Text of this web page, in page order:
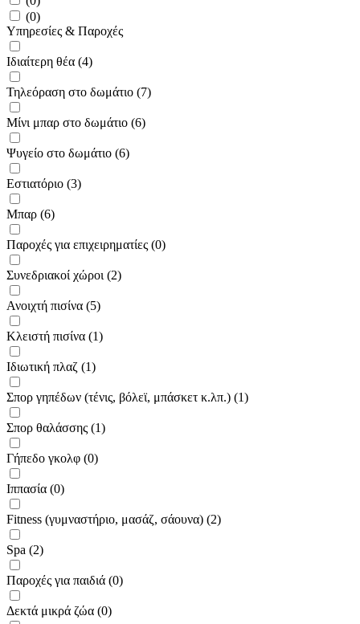
(0)
Υπηρεσίες & Παροχές
Ιδιαίτερη θέα (4)
Τηλεόραση στο δωμάτιο (7)
Μίνι μπαρ στο δωμάτιο (6)
Ψυγείο στο δωμάτιο (6)
Εστιατόριο (3)
Μπαρ (6)
Παροχές για επιχειρηματίες (0)
Συνεδριακοί χώροι (2)
Ανοιχτή πισίνα (5)
Κλειστή πισίνα (1)
Ιδιωτική πλαζ (1)
Σπορ γηπέδων (τένις, βόλεϊ, μπάσκετ κ.λπ.) (1)
Σπορ θαλάσσης (1)
Γήπεδο γκολφ (0)
Ιππασία (0)
Fitness (γυμναστήριο, μασάζ, σάουνα) (2)
Spa (2)
Παροχές για παιδιά (0)
Δεκτά μικρά ζώα (0)